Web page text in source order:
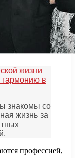
жизни
гармонию в
знакомы со
жизнь за
профессией,